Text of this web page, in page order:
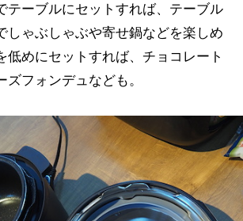
テーブルにセットすれば、テーブル
しゃぶしゃぶや寄せ鍋などを楽しめ
低めにセットすれば、チョコレート
フォンデュなども。